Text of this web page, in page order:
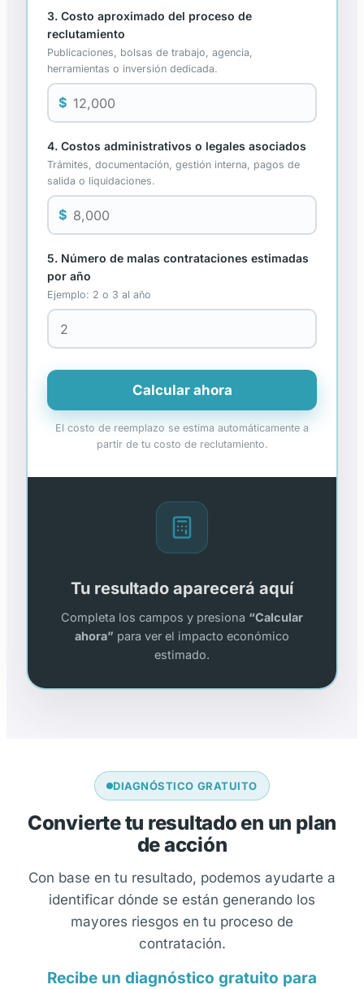
3. Costo aproximado del proceso de
reclutamiento
Publicaciones, bolsas de trabajo, agencia,
herramientas o inversión dedicada.
$
4. Costos administrativos o legales asociados
Trámites, documentación, gestión interna, pagos de
salida o liquidaciones.
$
5. Número de malas contrataciones estimadas
por año
Ejemplo: 2 o 3 al año
Calcular ahora
El costo de reemplazo se estima automáticamente a
partir de tu costo de reclutamiento.
Tu resultado aparecerá aquí
Completa los campos y presiona “Calcular
ahora” para ver el impacto económico
estimado.
DIAGNÓSTICO GRATUITO
Convierte tu resultado en un plan
de acción
Con base en tu resultado, podemos ayudarte a
identificar dónde se están generando los
mayores riesgos en tu proceso de
contratación.
Recibe un diagnóstico gratuito para